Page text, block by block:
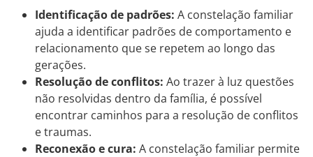
Identificação de padrões: A constelação familiar
ajuda a identificar padrões de comportamento e
relacionamento que se repetem ao longo das
gerações.
Resolução de conflitos: Ao trazer à luz questões
não resolvidas dentro da família, é possível
encontrar caminhos para a resolução de conflitos
e traumas.
Reconexão e cura: A constelação familiar permite